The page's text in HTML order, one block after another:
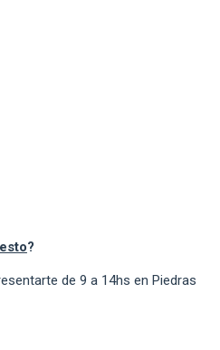
?
de 9 a 14hs en Piedras